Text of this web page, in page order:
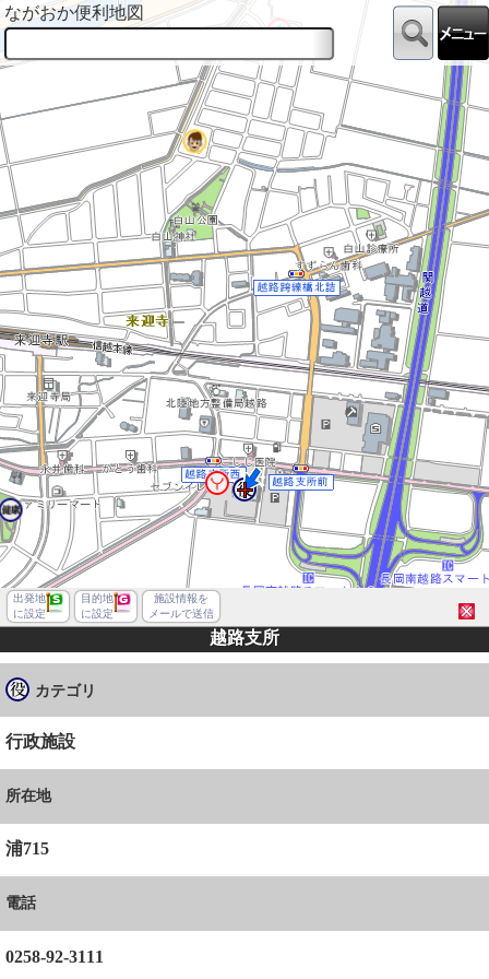
ながおか便利地図
出発地
に設定
目的地
に設定
施設情報を
メールで送信
越路支所
カテゴリ
行政施設
所在地
浦715
電話
0258-92-3111